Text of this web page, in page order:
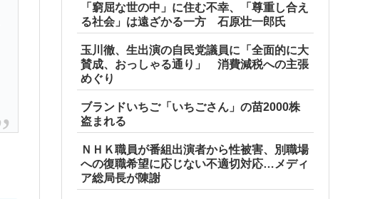
「窮屈な世の中」に住む不幸、「尊重し合え
る社会」は遠ざかる一方 石原壮一郎氏
玉川徹、生出演の自民党議員に「全面的に大
賛成、おっしゃる通り」 消費減税への主張
めぐり
ブランドいちご「いちごさん」の苗2000株
盗まれる
ＮＨＫ職員が番組出演者から性被害、別職場
への復職希望に応じない不適切対応…メディ
ア総局長が陳謝